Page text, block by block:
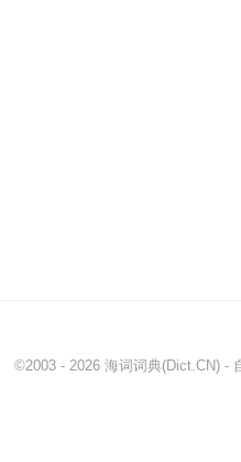
©2003 - 2026 海词词典(Dict.CN) -